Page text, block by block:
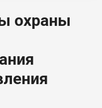
охраны